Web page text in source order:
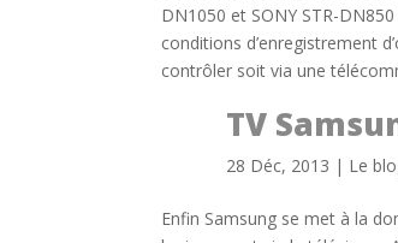
DN1050 et SONY STR-
conditions d’enregistrement
contrôler soit via une
TV
28 Déc, 2013 | Le
Enfin Samsung se met à la